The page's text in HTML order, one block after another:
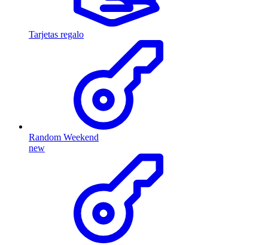
Tarjetas regalo
Random Weekend
new